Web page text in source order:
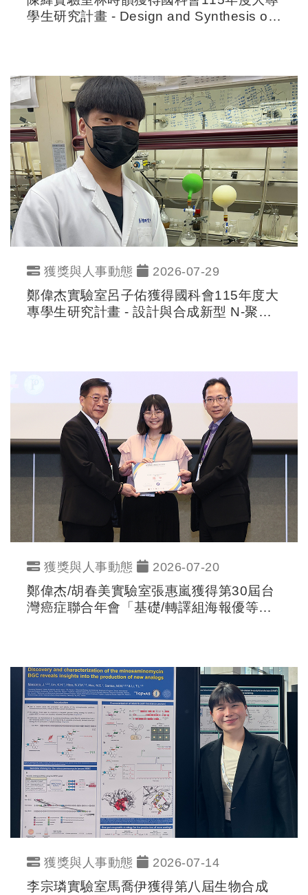
學生研究計畫 - Design and Synthesis of
獲獎與人事動態 2026-07-29
鄭偉杰實驗室呂子佑獲得國科會115年度大
專學生研究計畫 - 設計與合成新型 N-聚醣
獲獎與人事動態 2026-07-20
鄭偉杰/胡春美實驗室張惠嵐獲得第30屆台
灣癌症聯合年會「基礎/轉譯組海報優等
獲獎與人事動態 2026-07-14
李宗璘實驗室馬喬伊獲得第八屆生物合成